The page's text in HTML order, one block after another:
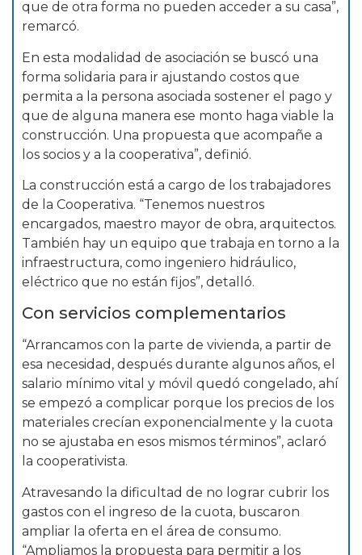
que de otra forma no pueden acceder a su casa”,
remarcó.
En esta modalidad de asociación se buscó una
forma solidaria para ir ajustando costos que
permita a la persona asociada sostener el pago y
que de alguna manera ese monto haga viable la
construcción. Una propuesta que acompañe a
los socios y a la cooperativa”, definió.
La construcción está a cargo de los trabajadores
de la Cooperativa. “Tenemos nuestros
encargados, maestro mayor de obra, arquitectos.
También hay un equipo que trabaja en torno a la
infraestructura, como ingeniero hidráulico,
eléctrico que no están fijos”, detalló.
Con servicios complementarios
“Arrancamos con la parte de vivienda, a partir de
esa necesidad, después durante algunos años, el
salario mínimo vital y móvil quedó congelado, ahí
se empezó a complicar porque los precios de los
materiales crecían exponencialmente y la cuota
no se ajustaba en esos mismos términos”, aclaró
la cooperativista.
Atravesando la dificultad de no lograr cubrir los
gastos con el ingreso de la cuota, buscaron
ampliar la oferta en el área de consumo.
“Ampliamos la propuesta para permitir a los